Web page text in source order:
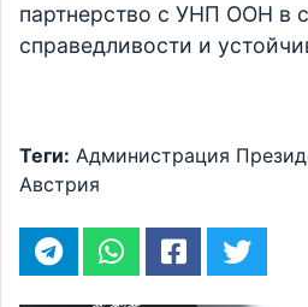
партнерство с УНП ООН в
справедливости и
Теги: Администрация
Австрия